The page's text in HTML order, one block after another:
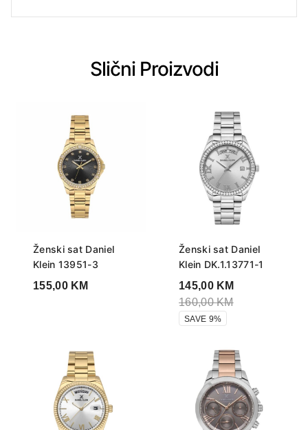
Slični Proizvodi
Ženski sat Daniel
Klein 13951-3
155,00 KM
Ženski sat Daniel
Klein DK.1.13771-1
145,00 KM
160,00KM
SAVE 9%